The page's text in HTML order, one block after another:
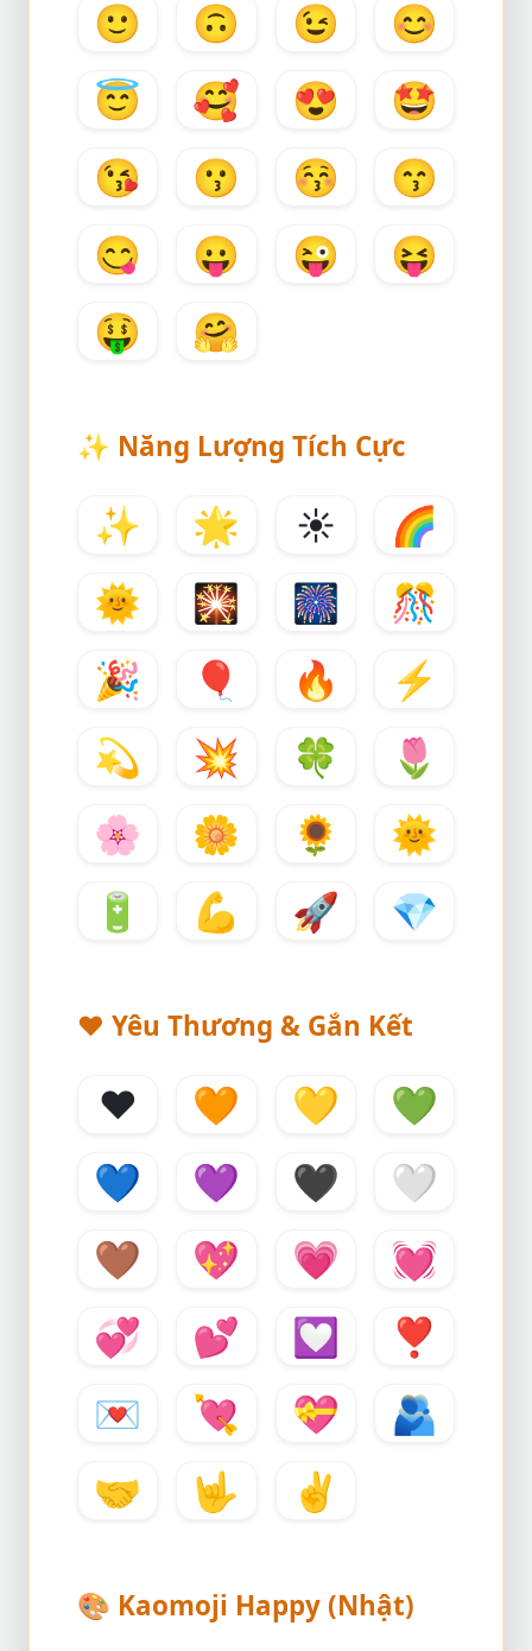
🙂
🙃 😉
😊
😇
🥰 😍
🤩
😘
😗 😚
😙
😋
😛 😜
😝
🤑
🤗
✨ Năng Lượng Tích Cực
✨ 🌟 ☀️
🌈
🌞
🎇 🎆
🎊
🎉
🎈 🔥
⚡
💫
💥 🍀
🌷
🌸
🌼 🌻
🌞
🔋
💪 🚀 💎
❤️ Yêu Thương & Gắn Kết
❤️ 🧡 💛
💚
💙
💜 🖤
🤍
🤎
💖 💗
💓
💞
💕 💟
❣️
💌
💘 💝
🫂
🤝
🤟 ✌️
🎨 Kaomoji Happy (Nhật)